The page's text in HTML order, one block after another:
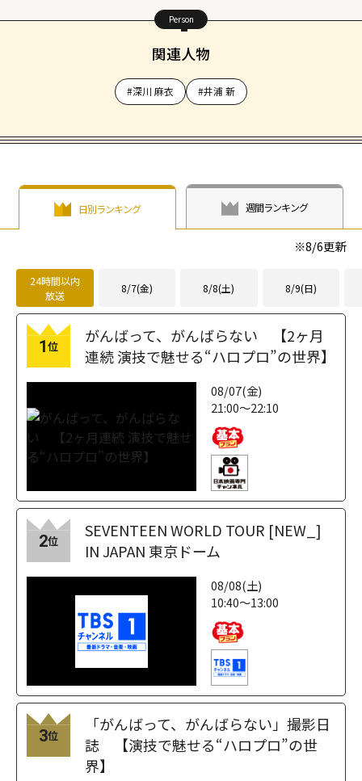
Person
関連人物
#深川 麻衣 #井浦 新
日別ランキング 週間ランキング
※8/6更新
24時間以内
放送
8/7(金) 8/8(土) 8/9(日)
1位
がんばって、がんばらない 【2ヶ月
連続 演技で魅せる“ハロプロ”の世界】
08/07(金)
21:00～22:10
2位
SEVENTEEN WORLD TOUR [NEW_]
IN JAPAN 東京ドーム
08/08(土)
10:40～13:00
3位
「がんばって、がんばらない」撮影日
誌 【演技で魅せる“ハロプロ”の世
界】